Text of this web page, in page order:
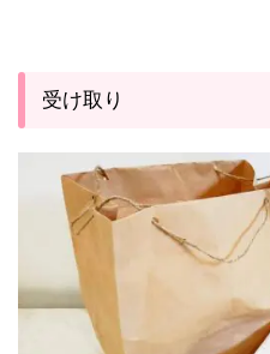
受け取り